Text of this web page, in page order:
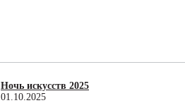
Ночь искусств 2025
01.10.2025